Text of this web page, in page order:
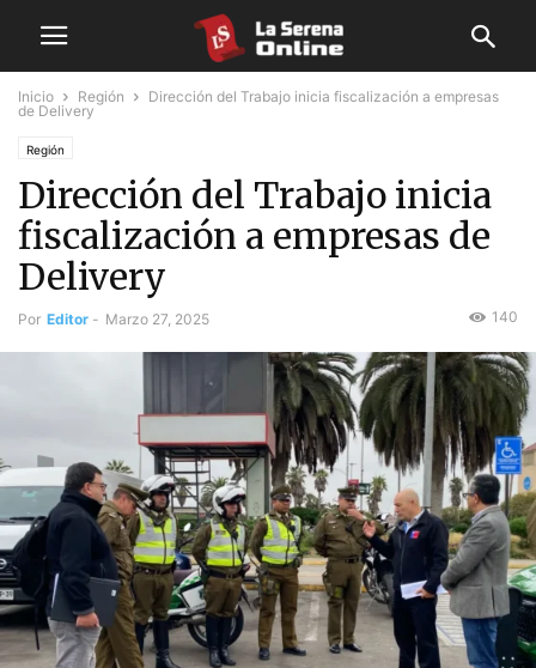
Inicio Región
Dirección del Trabajo inicia fiscalización a empresas
de Delivery
Región
Dirección del Trabajo inicia
fiscalización a empresas de
Delivery
Por Editor - Marzo 27, 2025 140